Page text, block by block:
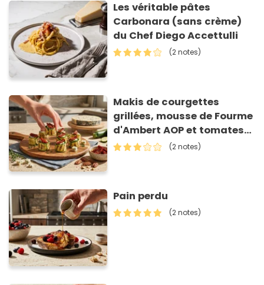
Les véritable pâtes
Carbonara (sans crème)
du Chef Diego Accettulli
(2 notes)
Makis de courgettes
grillées, mousse de Fourme
d'Ambert AOP et tomates
séchées
(2 notes)
Pain perdu
(2 notes)